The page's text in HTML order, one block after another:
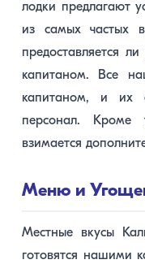
лодки предлагают
из самых частых
предоставляется ли
капитаном. Все
капитаном, и их
персонал. Кроме
взимается
Меню и
Местные вкусы
готовятся нашими